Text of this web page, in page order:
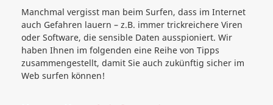
Manchmal vergisst man beim Surfen, dass im Internet
auch Gefahren lauern – z.B. immer trickreichere Viren
oder Software, die sensible Daten ausspioniert. Wir
haben Ihnen im folgenden eine Reihe von Tipps
zusammengestellt, damit Sie auch zukünftig sicher im
Web surfen können!